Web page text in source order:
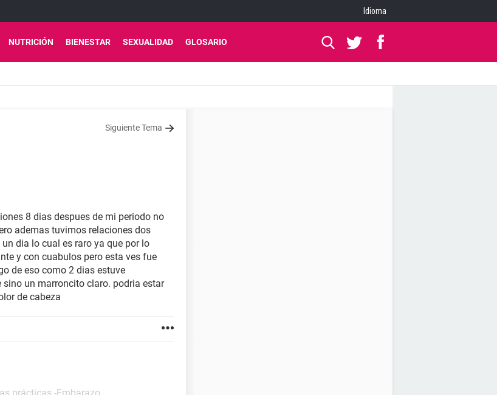
Idioma
NUTRICIÓN BIENESTAR SEXUALIDAD GLOSARIO
Siguiente Tema
8 dias despues de mi periodo no
ademas tuvimos relaciones dos
dia lo cual es raro ya que por lo
y con cuabulos pero esta ves fue
de eso como 2 dias estuve
sino un marroncito claro. podria estar
de cabeza